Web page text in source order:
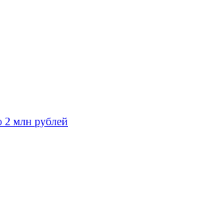
млн рублей